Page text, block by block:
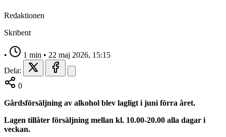
Redaktionen
Skribent
• 1 min • 22 maj 2026, 15:15
Dela:
0
Gårdsförsäljning av alkohol blev lagligt i juni förra året.
Lagen tillåter försäljning mellan kl. 10.00-20.00 alla dagar i
veckan.